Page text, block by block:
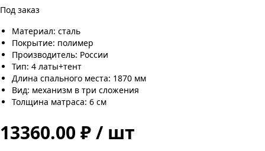
Под заказ
Материал: сталь
Покрытие: полимер
Производитель: России
Тип: 4 латы+тент
Длина спального места: 1870 мм
Вид: механизм в три сложения
Толщина матраса: 6 см
13360.00 ₽ / шт